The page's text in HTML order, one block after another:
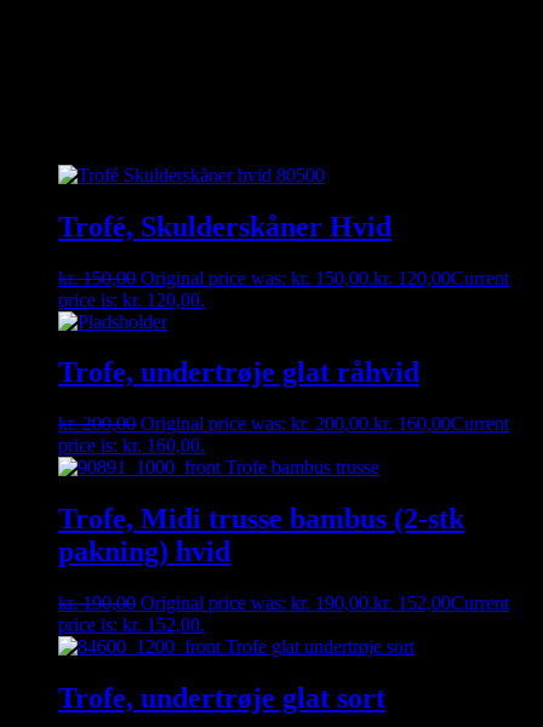
Trofé, Skulderskåner Hvid
kr.150,00 Original price was: kr. 150,00.kr. 120,00Current
price is: kr. 120,00.
Trofe, undertrøje glat råhvid
kr.200,00 Original price was: kr. 200,00.kr. 160,00Current
price is: kr. 160,00.
Trofe, Midi trusse bambus (2-stk
pakning) hvid
kr.190,00 Original price was: kr. 190,00.kr. 152,00Current
price is: kr. 152,00.
Trofe, undertrøje glat sort